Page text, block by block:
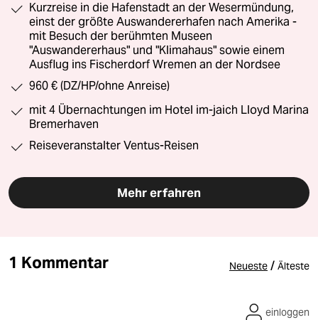
Kurzreise in die Hafenstadt an der Wesermündung,
einst der größte Auswandererhafen nach Amerika -
mit Besuch der berühmten Museen
"Auswandererhaus" und "Klimahaus" sowie einem
Ausflug ins Fischerdorf Wremen an der Nordsee
960 € (DZ/HP/ohne Anreise)
mit 4 Übernachtungen im Hotel im-jaich Lloyd Marina
Bremerhaven
Reiseveranstalter Ventus-Reisen
Mehr erfahren
1 Kommentar Neueste / Älteste
einloggen